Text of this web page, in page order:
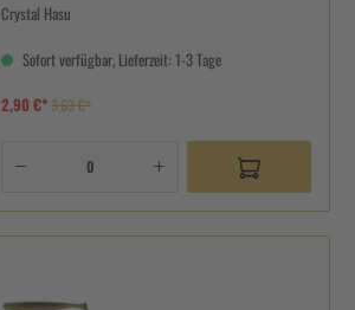
Crystal Hasu
Sofort verfügbar, Lieferzeit: 1-3 Tage
2,90 €*3,63 €*